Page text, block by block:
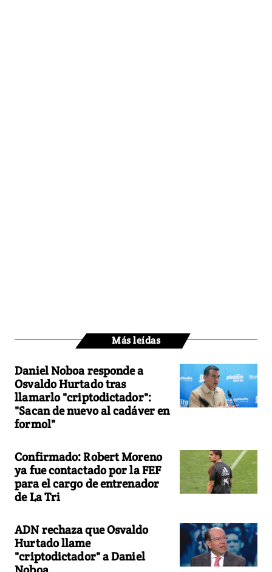
Más leídas
Daniel Noboa responde a
Osvaldo Hurtado tras
llamarlo "criptodictador":
"Sacan de nuevo al cadáver en
formol"
Confirmado: Robert Moreno
ya fue contactado por la FEF
para el cargo de entrenador
de La Tri
ADN rechaza que Osvaldo
Hurtado llame
"criptodictador" a Daniel